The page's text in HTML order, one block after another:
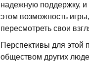
надежную поддержку,
этом возможность
пересмотреть свои
Перспективы для этой
обществом других